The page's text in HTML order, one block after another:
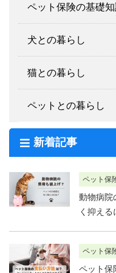
ペット保険の基礎
犬との暮らし
猫との暮らし
ペットとの暮らし
新着記事
ペット保
動物病院
く抑える
ペット保
ペット保